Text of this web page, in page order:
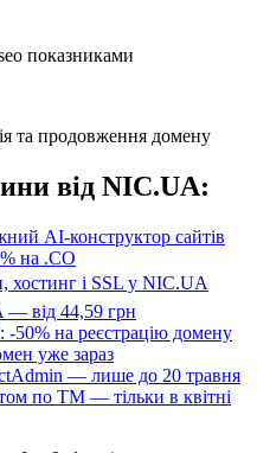
показниками
та продовження домену
від NIC.UA:
AI-конструктор сайтів
на .CO
і SSL у NIC.UA
— від 44,59 грн
на реєстрацію домену
уже зараз
— лише до 20 травня
по ТМ — тільки в квітні